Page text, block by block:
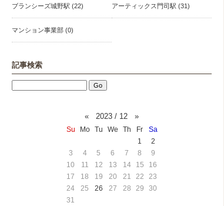
ブランシーズ城野駅 (22) アーティックス門司駅 (31)
マンション事業部 (0)
記事検索
« 2023 / 12 »
Su Mo Tu We Th Fr
Sa
1
2
3
4 5 6 7 8
9
10
11 12 13 14 15
16
17
18 19 20 21 22
23
24
25 26 27 28 29
30
31